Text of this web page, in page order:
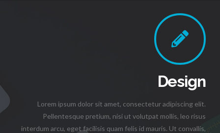
Design
Lorem ipsum dolor sit amet, consectetur adipiscing elit.
Pellentesque pretium, nisi ut volutpat mollis, leo risus
interdum arcu, eget facilisis quam felis id mauris. Ut convallis,